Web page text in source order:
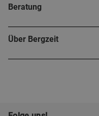
Beratung
Über Bergzeit